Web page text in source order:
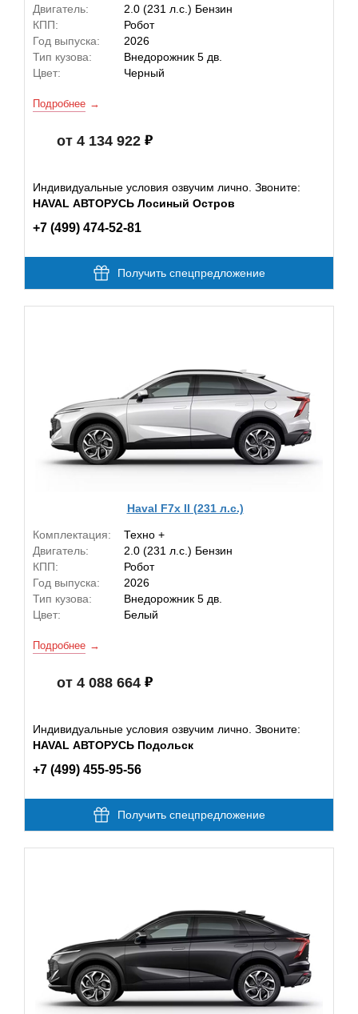
Двигатель:
2.0 (231 л.с.) Бензин
КПП:
Робот
Год выпуска:
2026
Тип кузова:
Внедорожник 5 дв.
Цвет:
Черный
Подробнее
от 4 134 922
Индивидуальные условия озвучим лично. Звоните:
HAVAL АВТОРУСЬ Лосиный Остров
+7 (499) 474-52-81
Получить спецпредложение
Haval F7x II (231 л.с.)
Комплектация:
Техно +
Двигатель:
2.0 (231 л.с.) Бензин
КПП:
Робот
Год выпуска:
2026
Тип кузова:
Внедорожник 5 дв.
Цвет:
Белый
Подробнее
от 4 088 664
Индивидуальные условия озвучим лично. Звоните:
HAVAL АВТОРУСЬ Подольск
+7 (499) 455-95-56
Получить спецпредложение